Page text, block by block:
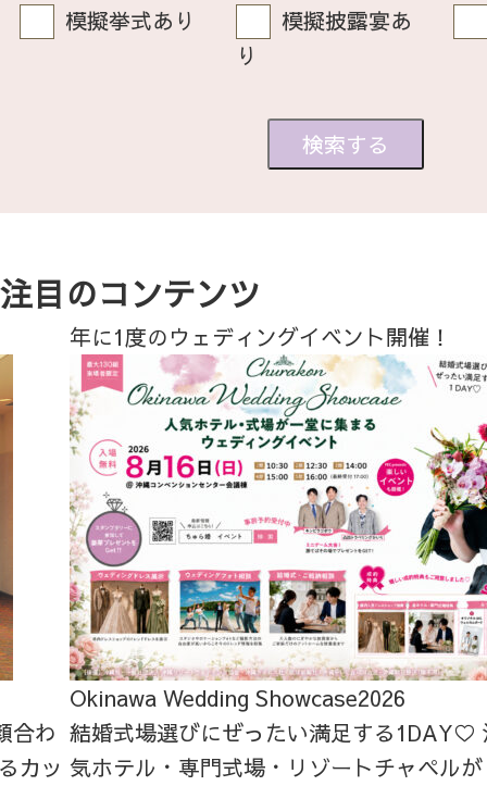
模擬挙式あり
模擬披露宴あ
り
注目のコンテンツ
合わ
カッ
年に1度のウェディングイベント開催！
Okinawa Wedding Showcase2026
結婚式場選びにぜったい満足する1DAY♡
気ホテル・専門式場・リゾートチャペル